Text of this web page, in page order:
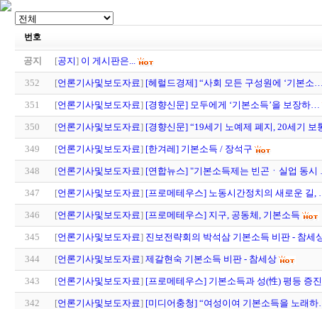
번호
공지 [공지] 이 게시판은...
352 [언론기사및보도자료] [헤럴드경제] “사회 모든 구성원에 ‘기본소…
351 [언론기사및보도자료] [경향신문] 모두에게 ‘기본소득’을 보장하…
350 [언론기사및보도자료] [경향신문] “19세기 노예제 폐지, 20세기
349 [언론기사및보도자료] [한겨레] 기본소득 / 장석구
348 [언론기사및보도자료] [연합뉴스] "기본소득제는 빈곤ㆍ실업 동
347 [언론기사및보도자료] [프로메테우스] 노동시간정치의 새로운 길,
346 [언론기사및보도자료] [프로메테우스] 지구, 공동체, 기본소득
345 [언론기사및보도자료] 진보전략회의 박석삼 기본소득 비판 - 참세
344 [언론기사및보도자료] 제갈현숙 기본소득 비판 - 참세상
343 [언론기사및보도자료] [프로메테우스] 기본소득과 성(性) 평등 증
342 [언론기사및보도자료] [미디어충청] “여성이여 기본소득을 노래